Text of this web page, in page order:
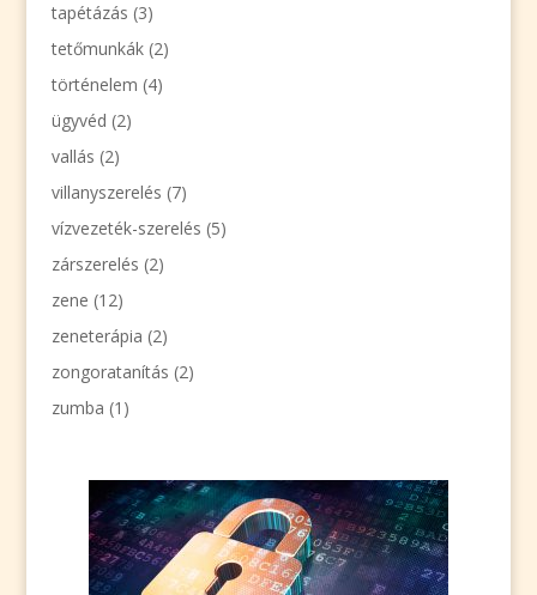
tapétázás (3)
tetőmunkák(2)
történelem (4)
ügyvéd (2)
vallás (2)
villanyszerelés (7)
vízvezeték-szerelés (5)
zárszerelés (2)
zene (12)
zeneterápia (2)
zongoratanítás (2)
zumba (1)